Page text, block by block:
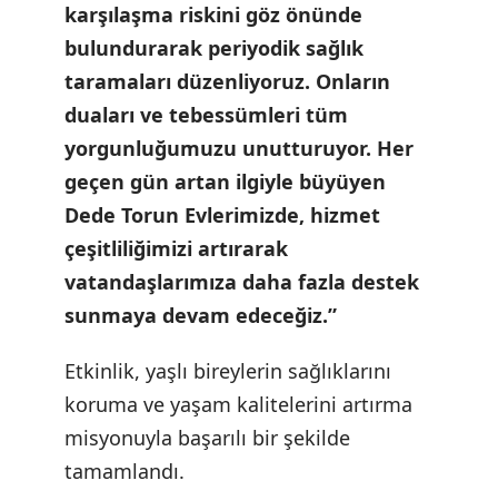
karşılaşma riskini göz önünde
bulundurarak periyodik sağlık
taramaları düzenliyoruz. Onların
duaları ve tebessümleri tüm
yorgunluğumuzu unutturuyor. Her
geçen gün artan ilgiyle büyüyen
Dede Torun Evlerimizde, hizmet
çeşitliliğimizi artırarak
vatandaşlarımıza daha fazla destek
sunmaya devam edeceğiz.”
Etkinlik, yaşlı bireylerin sağlıklarını
koruma ve yaşam kalitelerini artırma
misyonuyla başarılı bir şekilde
tamamlandı.